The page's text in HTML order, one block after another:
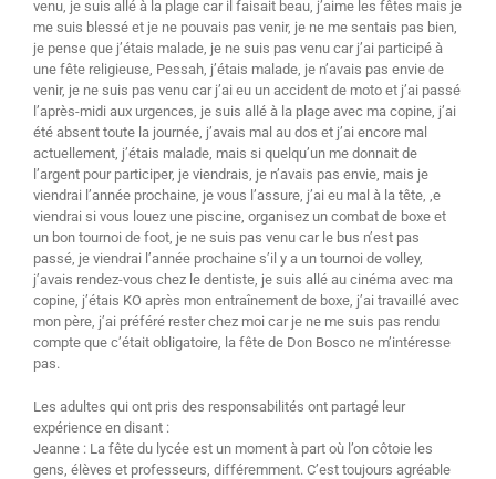
venu, je suis allé à la plage car il faisait beau, j’aime les fêtes mais je
me suis blessé et je ne pouvais pas venir, je ne me sentais pas bien,
je pense que j’étais malade, je ne suis pas venu car j’ai participé à
une fête religieuse, Pessah, j’étais malade, je n’avais pas envie de
venir, je ne suis pas venu car j’ai eu un accident de moto et j’ai passé
l’après-midi aux urgences, je suis allé à la plage avec ma copine, j’ai
été absent toute la journée, j’avais mal au dos et j’ai encore mal
actuellement, j’étais malade, mais si quelqu’un me donnait de
l’argent pour participer, je viendrais, je n’avais pas envie, mais je
viendrai l’année prochaine, je vous l’assure, j’ai eu mal à la tête, ,e
viendrai si vous louez une piscine, organisez un combat de boxe et
un bon tournoi de foot, je ne suis pas venu car le bus n’est pas
passé, je viendrai l’année prochaine s’il y a un tournoi de volley,
j’avais rendez-vous chez le dentiste, je suis allé au cinéma avec ma
copine, j’étais KO après mon entraînement de boxe, j’ai travaillé avec
mon père, j’ai préféré rester chez moi car je ne me suis pas rendu
compte que c’était obligatoire, la fête de Don Bosco ne m’intéresse
pas.
Les adultes qui ont pris des responsabilités ont partagé leur
expérience en disant :
Jeanne : La fête du lycée est un moment à part où l’on côtoie les
gens, élèves et professeurs, différemment. C’est toujours agréable